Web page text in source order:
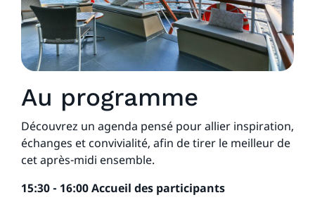
Au programme
Découvrez un agenda pensé pour allier inspiration,
échanges et convivialité, afin de tirer le meilleur de
cet après-midi ensemble.
15:30 - 16:00 Accueil des participants